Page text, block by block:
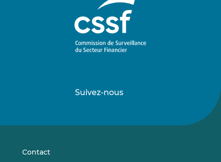
Suivez-nous
sursur
Contact